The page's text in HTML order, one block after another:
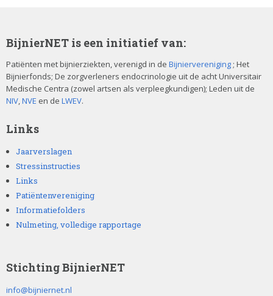
BijnierNET is een initiatief van:
Patiënten met bijnierziekten, verenigd in de Bijniervereniging ; Het
Bijnierfonds; De zorgverleners endocrinologie uit de acht Universitair
Medische Centra (zowel artsen als verpleegkundigen); Leden uit de
NIV NVE en de LWEV.
Links
Jaarverslagen
Stressinstructies
Links
Patiëntenvereniging
Informatiefolders
Nulmeting, volledige rapportage
Stichting BijnierNET
info@bijniernet.nl